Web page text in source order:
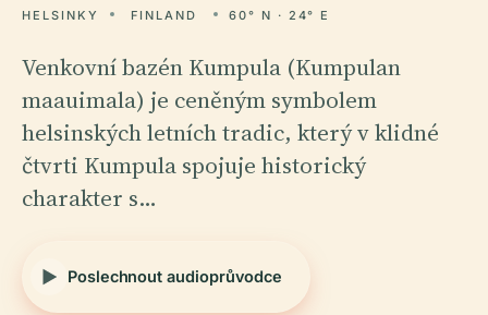
HELSINKY FINLAND 60° N · 24° E
Venkovní bazén Kumpula (Kumpulan
maauimala) je ceněným symbolem
helsinských letních tradic, který v klidné
čtvrti Kumpula spojuje historický
charakter s…
Poslechnout audioprůvodce